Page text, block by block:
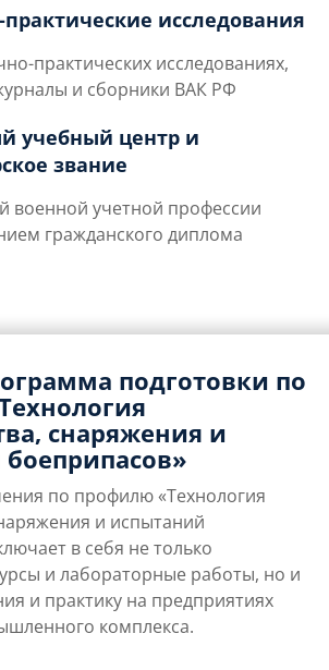
исследования
практических исследованиях,
и сборники ВАК РФ
учебный центр и
звание
военной учетной профессии
гражданского диплома
подготовки по
снаряжения и
по профилю «Технология
и испытаний
в себя не только
и лабораторные работы, но и
и практику на предприятиях
комплекса.